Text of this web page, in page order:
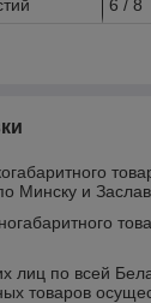
6 / 8
Минску и
лиц по всей
товаров